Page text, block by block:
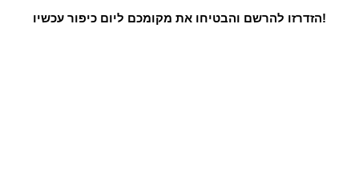
הזדרזו להרשם והבטיחו את מקומכם ליום כיפור עכשיו!